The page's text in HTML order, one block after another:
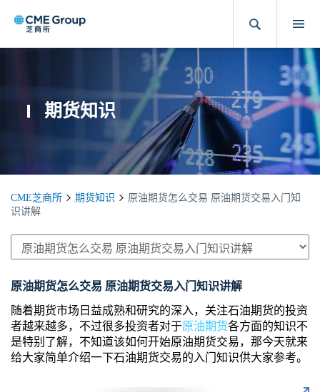
期货知识
CME芝商所 期货知识
原油期货怎么交易 原油期货交易入门知
识讲解
原油期货怎么交易 原油期货交易入门知识讲解
随着期货市场日益成熟和研究的深入，关注石油期货的投资
者越来越多，不过很多投资者对于原油期货各方面的知识不
是特别了解，不知道该如何开始原油期货交易，那今天就来
给大家简单介绍一下石油期货交易的入门知识供大家参考。